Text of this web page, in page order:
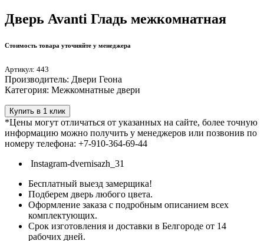
Дверь Avanti Гладь межкомнатная
Стоимость товара уточняйте у менеджера
Артикул: 443
Производитель: Двери Геона
Категория: Межкомнатные двери
Купить в 1 клик
*Цены могут отличаться от указанных на сайте, более точную
информацию можно получить у менеджеров или позвонив по
номеру телефона: +7-910-364-69-44
Instagram-dvernisazh_31
Бесплатный выезд замерщика!
Подберем дверь любого цвета.
Оформление заказа с подробным описанием всех
комплектующих.
Срок изготовления и доставки в Белгороде от 14
рабочих дней.